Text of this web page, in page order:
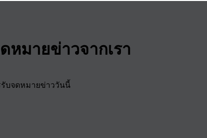
หมายข่าวจากเรา
บจดหมายข่าววันนี้